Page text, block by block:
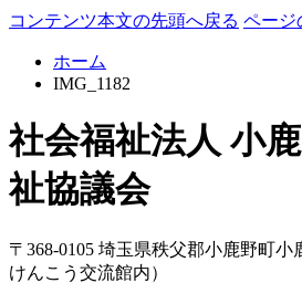
コンテンツ本文の先頭へ戻る ページ
ホーム
IMG_1182
社会福祉法人 小
祉協議会
〒368-0105 埼玉県秩父郡小鹿野町小
けんこう交流館内）